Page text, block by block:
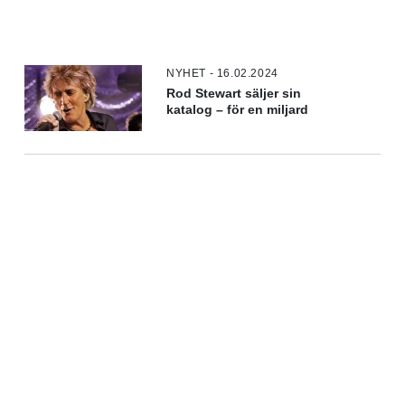
NYHET - 16.02.2024
Rod Stewart säljer sin
katalog – för en miljard